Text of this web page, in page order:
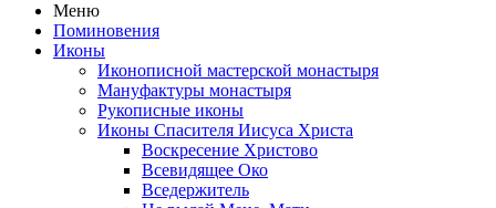
Меню
Поминовения
Иконы
Иконописной мастерской монастыря
Мануфактуры монастыря
Рукописные иконы
Иконы Спасителя Иисуса Христа
Воскресение Христово
Всевидящее Око
Вседержитель